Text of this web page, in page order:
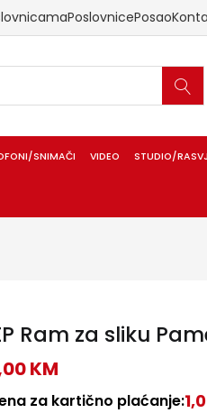
PoslovnicePosao
SNIMAČI VIDEO STUDIO/
Ram za sliku
KM
za kartično plaćanje: